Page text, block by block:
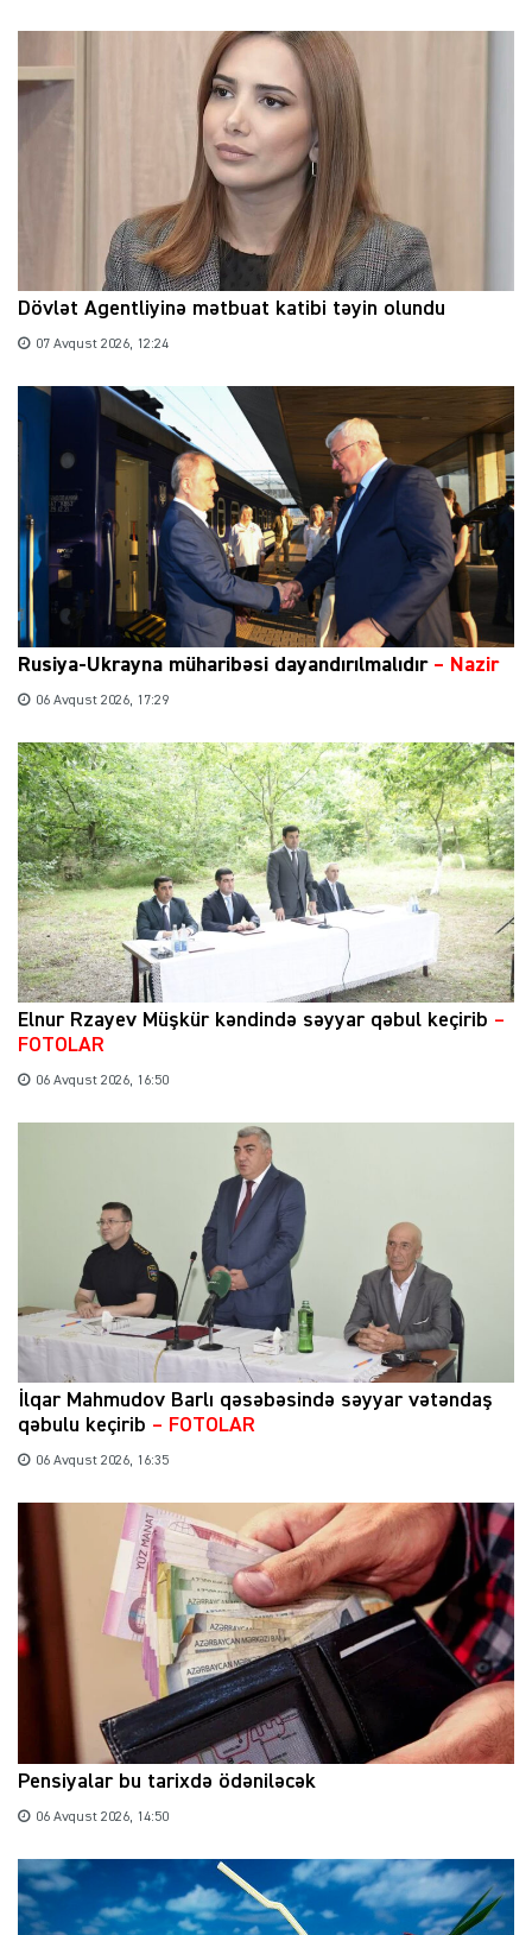
Dövlət Agentliyinə mətbuat katibi təyin olundu
07 Avqust 2026, 12:24
Rusiya-Ukrayna müharibəsi dayandırılmalıdır– Nazir
06 Avqust 2026, 17:29
Elnur Rzayev Müşkür kəndində səyyar qəbul keçirib –
FOTOLAR
06 Avqust 2026, 16:50
İlqar Mahmudov Barlı qəsəbəsində səyyar vətəndaş
qəbulu keçirib – FOTOLAR
06 Avqust 2026, 16:35
Pensiyalar bu tarixdə ödəniləcək
06 Avqust 2026, 14:50